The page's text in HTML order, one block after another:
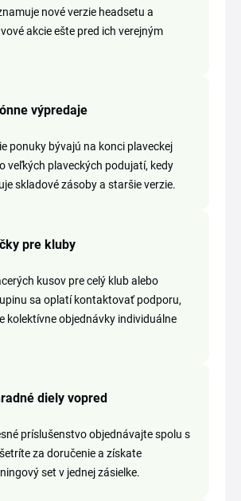
nové verzie headsetu a
akcie ešte pred ich verejným
výpredaje
ponuky bývajú na konci plaveckej
veľkých plaveckých podujatí, kedy
skladové zásoby a staršie verzie.
pre kluby
kusov pre celý klub alebo
sa oplatí kontaktovať podporu,
kolektívne objednávky individuálne
diely vopred
príslušenstvo objednávajte spolu s
za doručenie a získate
set v jednej zásielke.